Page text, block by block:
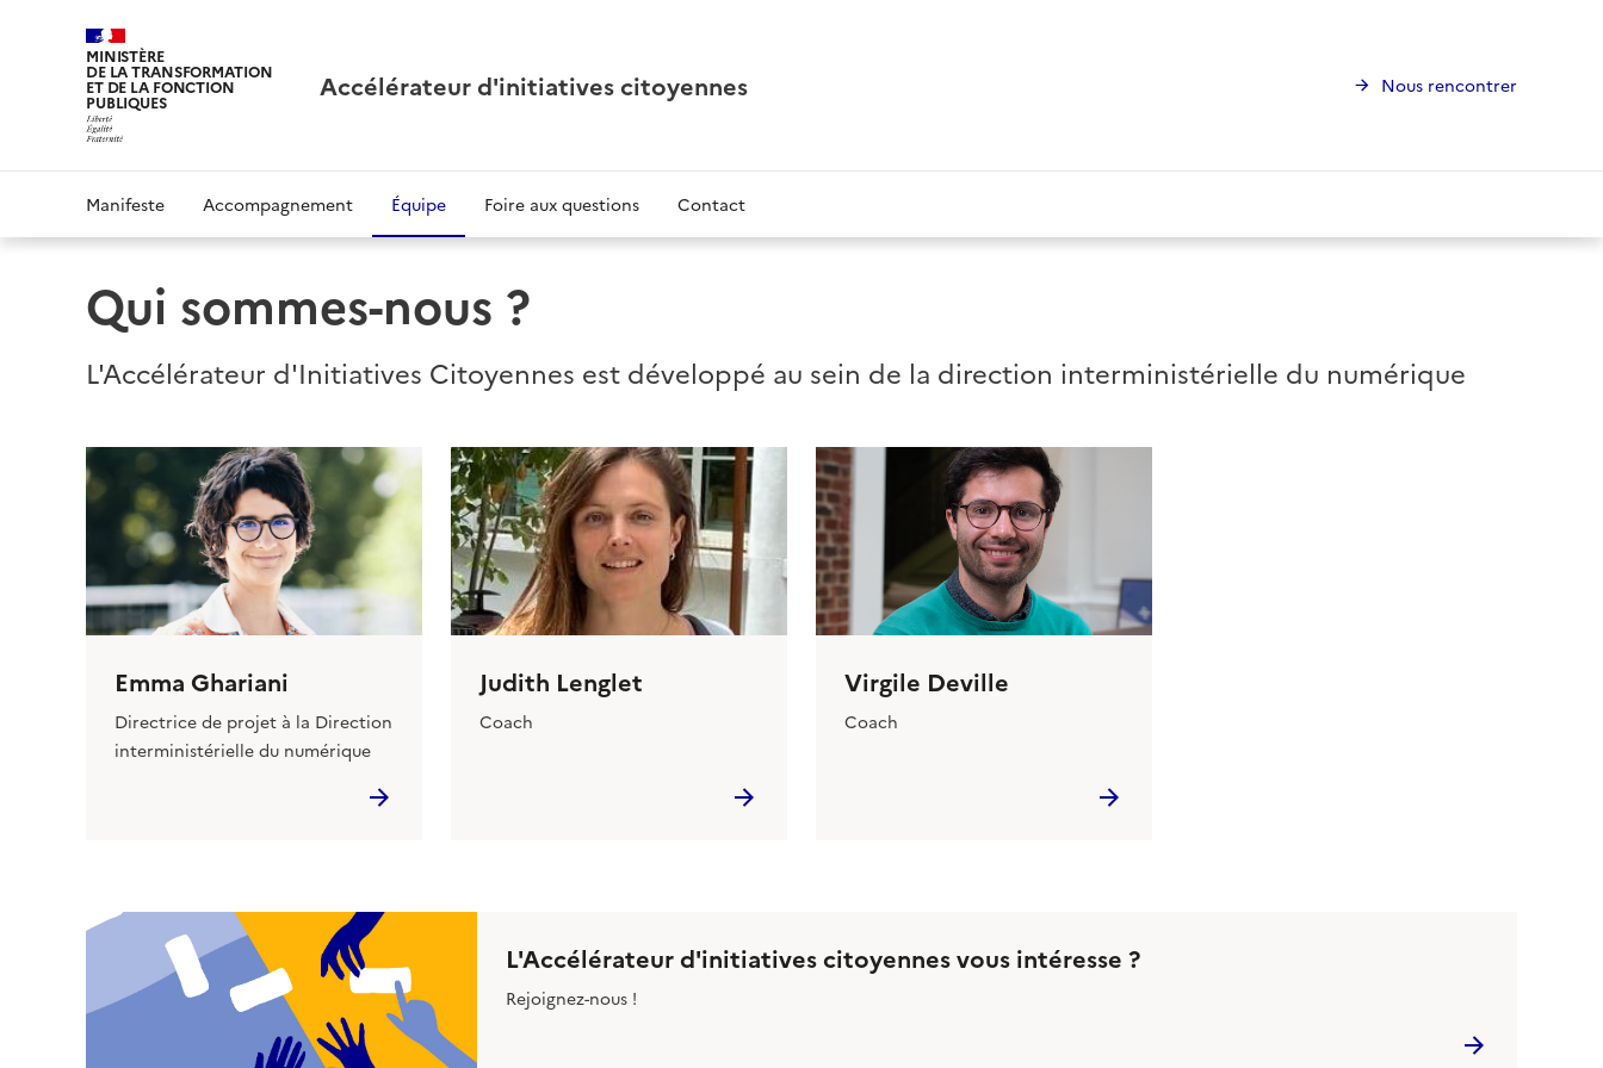
MINISTÈRE
DE LA TRANSFORMATION
ET DE LA FONCTION
PUBLIQUES
Accélérateur d'initiatives citoyennes Nous rencontrer
Manifeste Accompagnement Équipe Foire aux questions Contact
Qui sommes-nous ?
L'Accélérateur d'Initiatives Citoyennes est développé au sein de la direction interministérielle du numérique
Emma Ghariani
Directrice de projet à la Direction
interministérielle du numérique
Judith Lenglet
Coach
Virgile Deville
Coach
L'Accélérateur d'initiatives citoyennes vous intéresse ?
Rejoignez-nous !